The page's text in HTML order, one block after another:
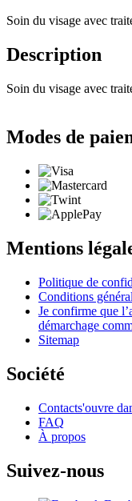
Soin du visage avec
Description
Soin du visage avec
Modes de
Mentions
Politique de
Conditions
Je confirme que
démarchage
Sitemap
Société
Contacts'ouvre
FAQ
À propos
Suivez-nous